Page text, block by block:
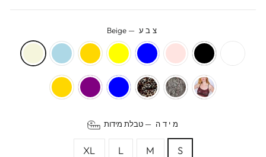
צבע—
Beige
מידה—טבלת מידות
S
M
L
XL